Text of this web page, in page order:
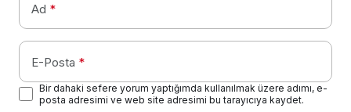
Ad *
E-Posta *
Bir dahaki sefere yorum yaptığımda kullanılmak üzere adımı, e-
posta adresimi ve web site adresimi bu tarayıcıya kaydet.